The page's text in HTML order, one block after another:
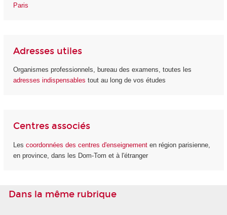
Paris
Adresses utiles
Organismes professionnels, bureau des examens, toutes les
adresses indispensables tout au long de vos études
Centres associés
Les coordonnées des centres d'enseignement en région parisienne,
en province, dans les Dom-Tom et à l'étranger
Dans la même rubrique